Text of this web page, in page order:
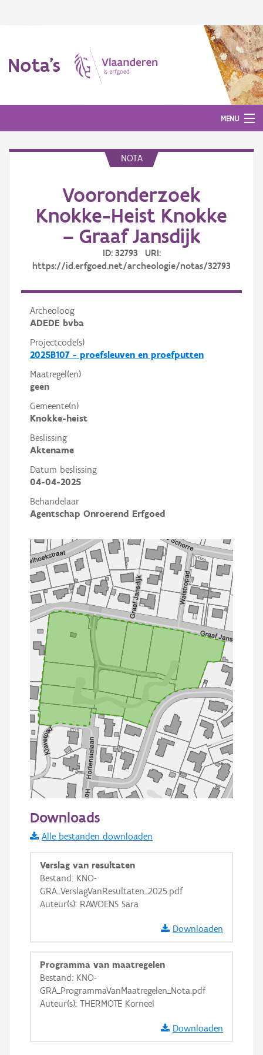
Nota's
MENU
NOTA
Vooronderzoek
Knokke-Heist Knokke
– Graaf Jansdijk
ID: 32793 URI:
https://id.erfgoed.net/archeologie/notas/32793
Archeoloog
ADEDE bvba
Projectcode(s)
2025B107 - proefsleuven en proefputten
Maatregel(en)
geen
Gemeente(n)
Knokke-heist
Beslissing
Aktename
Datum beslissing
04-04-2025
Behandelaar
Agentschap Onroerend Erfgoed
Informatie Vlaanderen
i
+ −
Basis Lagen
OSM-Basiskaart
GRB-Basiskaart
Downloads
Alle bestanden downloaden
Verslag van resultaten
Bestand: KNO-
GRA_VerslagVanResultaten_2025.pdf
Auteur(s): RAWOENS Sara
Downloaden
Programma van maatregelen
Bestand: KNO-
GRA_ProgrammaVanMaatregelen_Nota.pdf
Auteur(s): THERMOTE Korneel
Downloaden